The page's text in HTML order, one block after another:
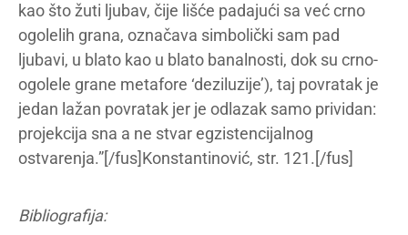
kao što žuti ljubav, čije lišće padajući sa već crno
ogolelih grana, označava simbolički sam pad
ljubavi, u blato kao u blato banalnosti, dok su crno-
ogolele grane metafore ‘deziluzije’), taj povratak je
jedan lažan povratak jer je odlazak samo prividan:
projekcija sna a ne stvar egzistencijalnog
ostvarenja.”[/fus]Konstantinović, str. 121.[/fus]
Bibliografija: